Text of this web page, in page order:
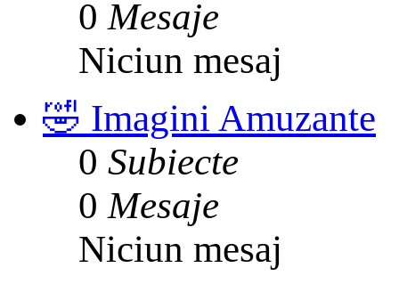
0 Mesaje
Niciun mesaj
🤣 Imagini Amuzante
0 Subiecte
0 Mesaje
Niciun mesaj